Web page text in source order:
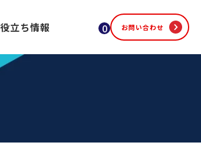
立ち情報 0 お問い合わせ